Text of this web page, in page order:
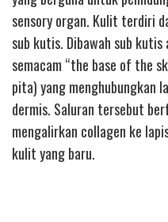
sensory organ. Kulit terdiri
sub kutis. Dibawah sub
semacam “the base of the
pita) yang menghubungkan
dermis. Saluran tersebut
mengalirkan collagen ke
kulit yang baru.